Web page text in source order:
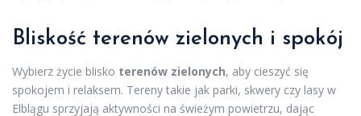
Bliskość terenów zielonych i spokój
Wybierz życie blisko terenów zielonych, aby cieszyć się
spokojem i relaksem. Tereny takie jak parki, skwery czy lasy w
Elblągu sprzyjają aktywności na świeżym powietrzu, dając